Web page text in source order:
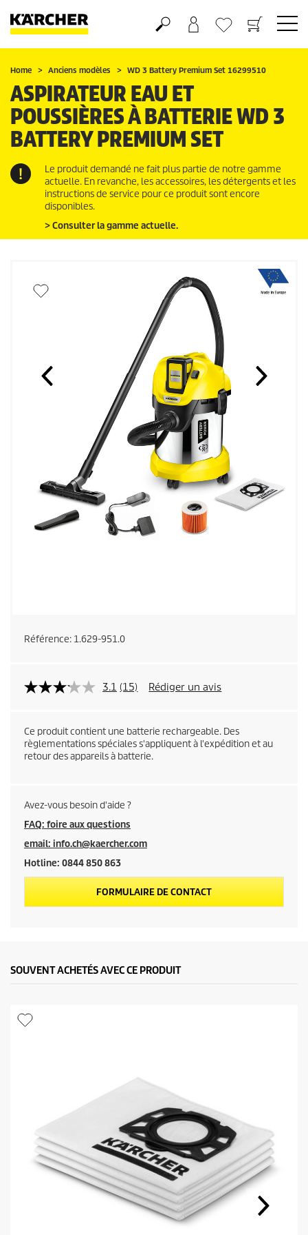
Panier
Liste d'envies
Home Anciens modèles WD 3 Battery Premium Set 16299510
ASPIRATEUR EAU ET
POUSSIÈRES À BATTERIE WD 3
BATTERY PREMIUM SET
Le produit demandé ne fait plus partie de notre gamme
actuelle. En revanche, les accessoires, les détergents et les
instructions de service pour ce produit sont encore
disponibles.
> Consulter la gamme actuelle.
Référence: 1.629-951.0
3.1 (15) Rédiger un avis
Ce produit contient une batterie rechargeable. Des
règlementations spéciales s'appliquent à l'expédition et au
retour des appareils à batterie.
Avez-vous besoin d'aide ?
FAQ: foire aux questions
email: info.ch@kaercher.com
Hotline: 0844 850 863
FORMULAIRE DE CONTACT
SOUVENT ACHETÉS AVEC CE PRODUIT